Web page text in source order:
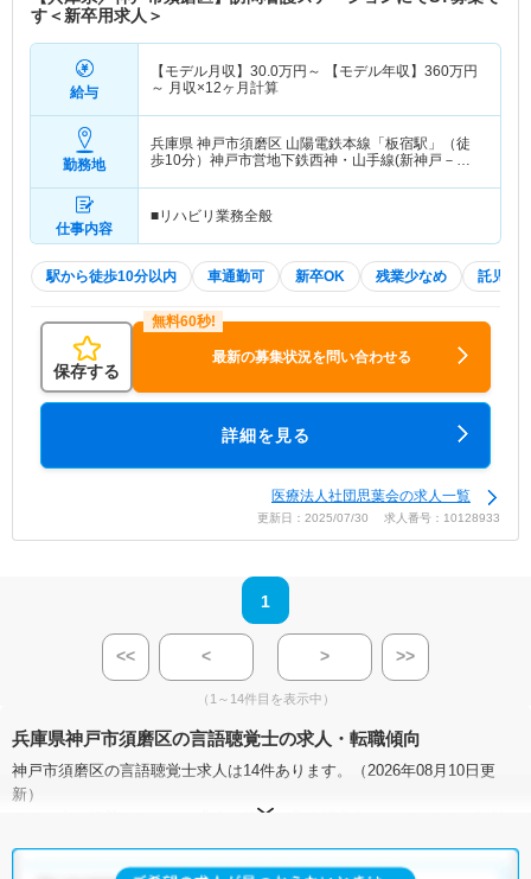
す＜新卒用求人＞
給与
【モデル月収】 30.0万円～ 【モデル年収】 360万円
～ 月収×12ヶ月計算
勤務地
兵庫県 神戸市須磨区 山陽電鉄本線「板宿駅」（徒
歩10分）神戸市営地下鉄西神・山手線(新神戸－新
仕事内容
■リハビリ業務全般
駅から徒歩10分以内 車通勤可 新卒OK 残業少なめ 託児所
保存する
最新の募集状況を問い合わせる
詳細を見る
医療法人社団思葉会の求人一覧
更新日：2025/07/30 求人番号：10128933
1
<< < > >>
（1～14件目を表示中）
兵庫県神戸市須磨区の言語聴覚士の求人・転職傾向
神戸市須磨区の言語聴覚士求人は14件あります。（2026年08月10日更
新）
サイト上に掲載されている求人の他に、
う求人を提案させていただきます。